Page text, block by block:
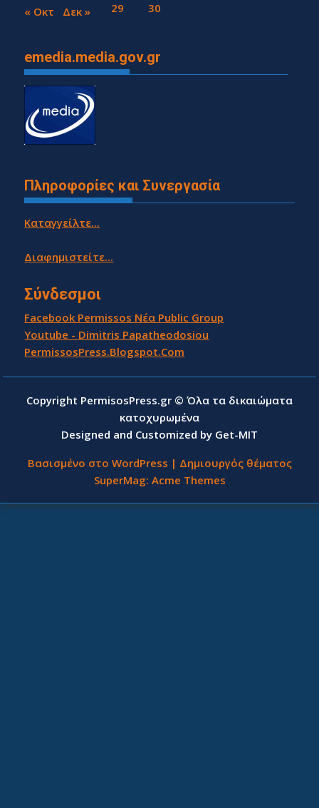
27
28 29 30
« Οκτ Δεκ »
emedia.media.gov.gr
Πληροφορίες και Συνεργασία
Καταγγείλτε...
Διαφημιστείτε...
Σύνδεσμοι
Facebook Permissos Νέα Public Group
Youtube - Dimitris Papatheodosiou
PermissosPress.Blogspot.Com
Copyright PermisosPress.gr © Όλα τα δικαιώματα
κατοχυρωμένα
Designed and Customized by Get-MIT
Βασισμένο στο WordPress | Δημιουργός θέματος
SuperMag: Acme Themes